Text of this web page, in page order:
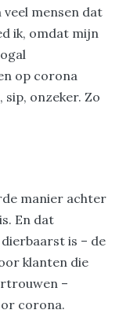
mensen dat
ik, omdat mijn
op corona
onzeker. Zo
manier achter
En dat
is – de
klanten die
–
corona.